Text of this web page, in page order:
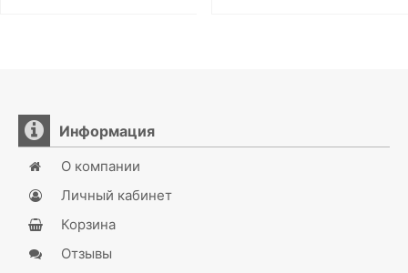
Информация
О компании
Личный кабинет
Корзина
Отзывы